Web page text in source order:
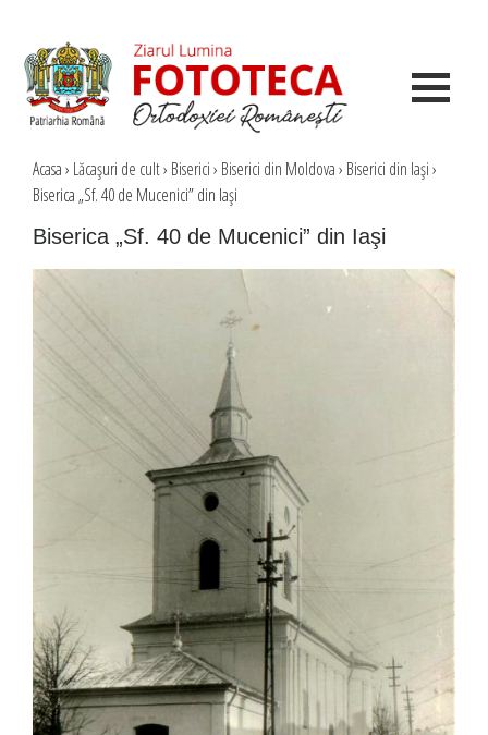
Acasa› Lăcaşuri de cult› Biserici› Biserici din Moldova› Biserici din Iaşi›
Biserica „Sf. 40 de Mucenici” din Iaşi
Biserica „Sf. 40 de Mucenici” din Iaşi